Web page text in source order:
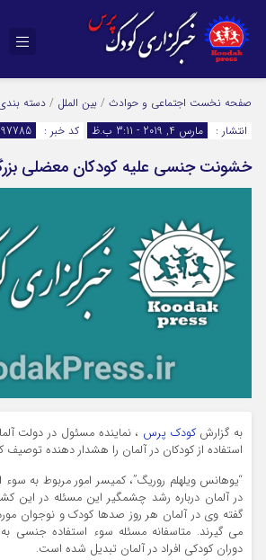
صفحه نخست اجتماعی و حوادث / بین الملل / دسته
انتشار :
مارس 4, 2019 - 3:11 ب.ظ کد خبر :
خشونت جنسی علیه کودکان معضلی
به گزارشکودک پرس ، نماینده مسئول در دولت
استفاده از کودکان در آلمان را هشدار دهنده توصیف
“یوهانس ویلهلم روریگ”، کمیسر امور مربوط به
در آلمان درباره رشد چشمگیر این مسئله در این
گفته وی در آلمان هر روز صدها کودک و نوجوان
می گیرند. متاسفانه مسئله سوء استفاده جنسی
دوران کودکی افراد در آلمان تبدیل شده است.